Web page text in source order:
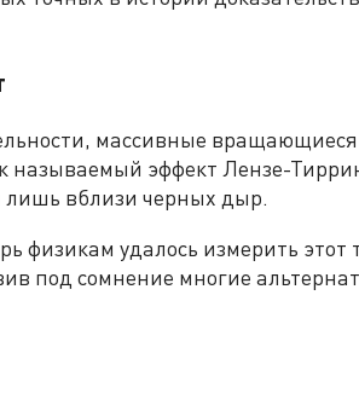
массивные
называемый эффект Лензе-
вблизи черных дыр.
физикам удалось измерить
под сомнение многие